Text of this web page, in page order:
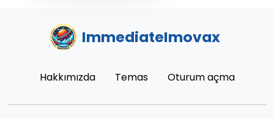
ImmediateImovax
Hakkımızda Temas Oturum açma